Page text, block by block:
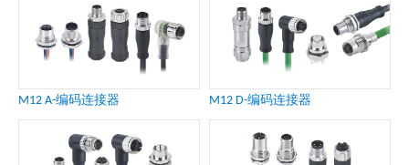
M12 A-编码连接器 M12 D-编码连接器